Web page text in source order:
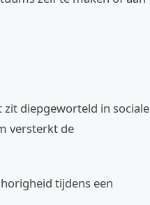
diepgeworteld in sociale
versterkt de
tijdens een